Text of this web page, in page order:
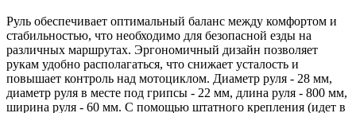
Руль обеспечивает оптимальный баланс между комфортом и
стабильностью, что необходимо для безопасной езды на
различных маршрутах. Эргономичный дизайн позволяет
рукам удобно располагаться, что снижает усталость и
повышает контроль над мотоциклом. Диаметр руля - 28 мм,
диаметр руля в месте под грипсы - 22 мм, длина руля - 800 мм,
ширина руля - 60 мм. С помощью штатного крепления (идет в